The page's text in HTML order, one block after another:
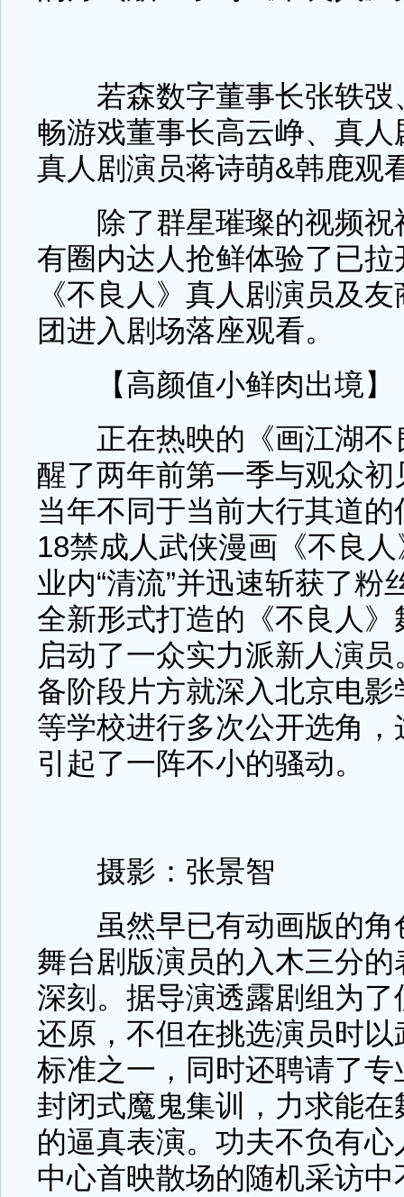
若森数字董事长张轶弢
畅游戏董事长高云峥、真
真人剧演员蒋诗萌&韩鹿观
除了群星璀璨的视频祝
有圈内达人抢鲜体验了已
《不良人》真人剧演员及
团进入剧场落座观看。
【高颜值小鲜肉出境】
正在热映的《画江湖不
醒了两年前第一季与观众
当年不同于当前大行其道
18禁成人武侠漫画《不良
业内“清流”并迅速斩获了粉
全新形式打造的《不良人
启动了一众实力派新人演
备阶段片方就深入北京电
等学校进行多次公开选角
引起了一阵不小的骚动。
摄影：张景智
虽然早已有动画版的角
舞台剧版演员的入木三分
深刻。据导演透露剧组为
还原，不但在挑选演员时
标准之一，同时还聘请了
封闭式魔鬼集训，力求能
的逼真表演。功夫不负有
中心首映散场的随机采访